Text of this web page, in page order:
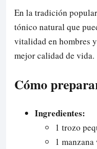
En la tradición
tónico natural que
vitalidad en hombres
mejor calidad de vida.
Cómo
Ingredientes:
1 trozo
1 manzana